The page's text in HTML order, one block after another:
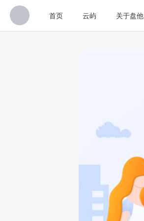
首页 云屿 关于盘他